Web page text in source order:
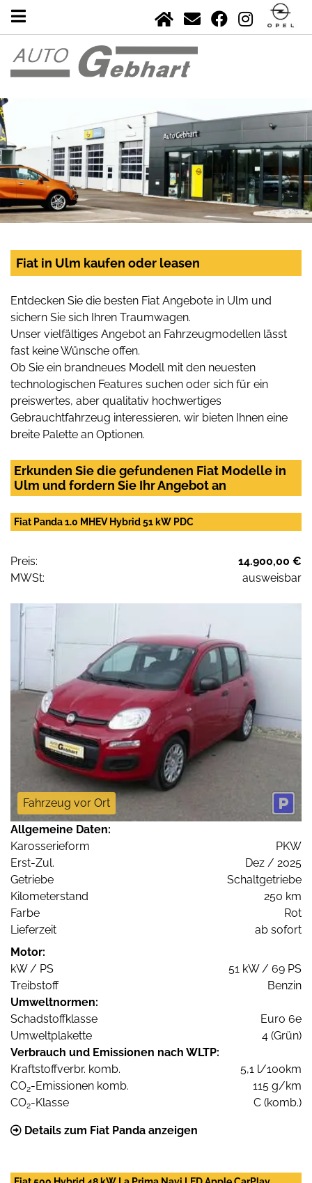
Fiat in Ulm kaufen oder leasen
Entdecken Sie die besten Fiat Angebote in Ulm und
sichern Sie sich Ihren Traumwagen.
Unser vielfältiges Angebot an Fahrzeugmodellen lässt
fast keine Wünsche offen.
Ob Sie ein brandneues Modell mit den neuesten
technologischen Features suchen oder sich für ein
preiswertes, aber qualitativ hochwertiges
Gebrauchtfahrzeug interessieren, wir bieten Ihnen eine
breite Palette an Optionen.
Erkunden Sie die gefundenen Fiat Modelle in
Ulm und fordern Sie Ihr Angebot an
Fiat Panda 1.0 MHEV Hybrid 51 kW PDC
Preis:
14.900,00 €
MWSt:
ausweisbar
Fahrzeug vor Ort
Allgemeine Daten:
Karosserieform
PKW
Erst-Zul.
Dez / 2025
Getriebe
Schaltgetriebe
Kilometerstand
250 km
Farbe
Rot
Lieferzeit
ab sofort
Motor:
kW / PS
51 kW / 69 PS
Treibstoff
Benzin
Umweltnormen:
Schadstoffklasse
Euro 6e
Umweltplakette
4 (Grün)
Verbrauch und Emissionen nach WLTP:
Kraftstoffverbr. komb.
5,1 l/100km
CO2-Emissionen komb.
115 g/km
CO2-Klasse C (komb.)
Details zum Fiat Panda anzeigen